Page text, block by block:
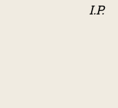
I.P.